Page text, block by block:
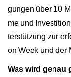
gungen über 10
me und
terstützung zur
on Week und der
Was wird genau